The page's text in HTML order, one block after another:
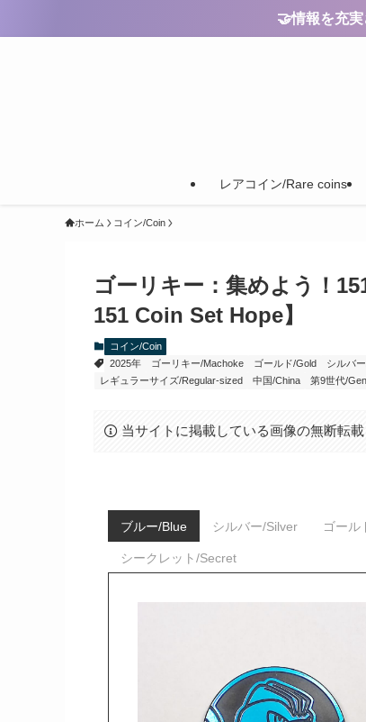
🤝情報を充
レアコイン/Rare coins
ホーム コイン/Coin
ゴーリキー：集めよう！
151 Coin Set Hope】
コイン/Coin
2025年
ゴーリキー/Machoke ゴールド/Gold シルバ
レギュラーサイズ/Regular-sized
中国/China 第9世代/
当サイトに掲載している画像の無断転
ブルー/Blue シルバー/Silver ゴール
シークレット/Secret